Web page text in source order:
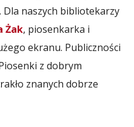
naszych bibliotekarzy
Żak, piosenkarka i
ekranu. Publiczności
z dobrym
znanych dobrze